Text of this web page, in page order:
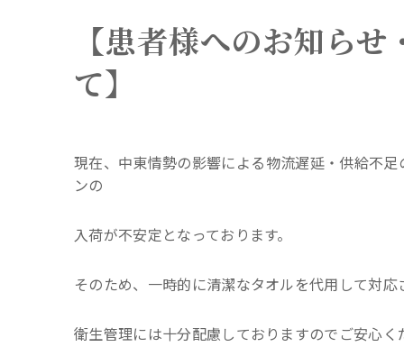
【患者様へのお知ら
て】
現在、中東情勢の影響による物流遅延・供給不
ンの
入荷が不安定となっております。
そのため、一時的に清潔なタオルを代用して対
衛生管理には十分配慮しておりますのでご安心く